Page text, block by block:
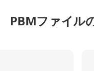
PBMファイル